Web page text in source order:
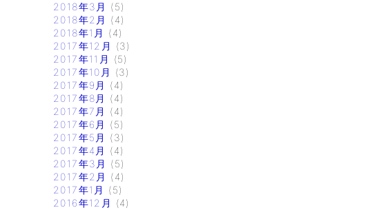
2018年3月
(5)
2018年2月
(4)
2018年1月
(4)
2017年12月
(3)
2017年11月
(5)
2017年10月
(3)
2017年9月
(4)
2017年8月
(4)
2017年7月
(4)
2017年6月
(5)
2017年5月
(3)
2017年4月
(4)
2017年3月
(5)
2017年2月
(4)
2017年1月
(5)
2016年12月
(4)